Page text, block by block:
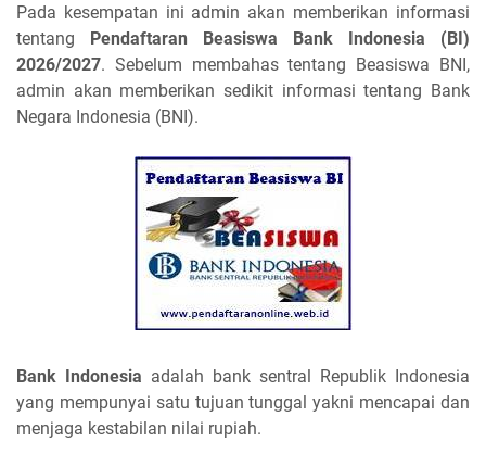
Pada kesempatan ini admin akan memberikan informasi
tentang Pendaftaran Beasiswa Bank Indonesia (BI)
2026/2027. Sebelum membahas tentang Beasiswa BNI,
admin akan memberikan sedikit informasi tentang Bank
Negara Indonesia (BNI).
Bank Indonesia adalah bank sentral Republik Indonesia
yang mempunyai satu tujuan tunggal yakni mencapai dan
menjaga kestabilan nilai rupiah.